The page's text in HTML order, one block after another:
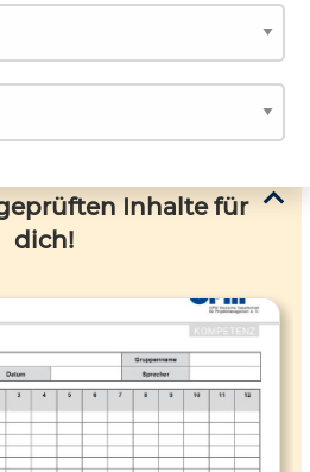
Inhalte für
dich!